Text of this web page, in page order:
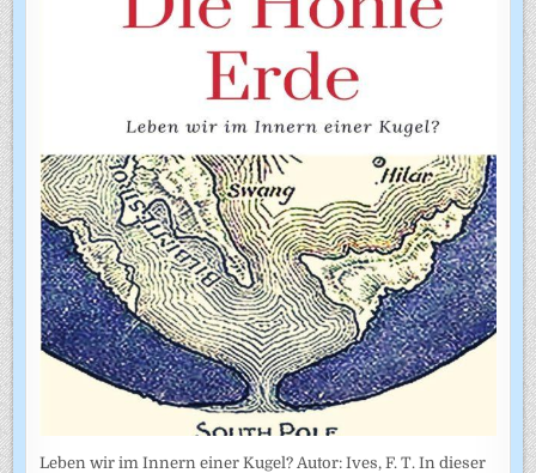
Leben wir im Innern einer Kugel? Autor: Ives, F. T. In dieser